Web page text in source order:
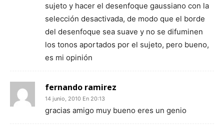
sujeto y hacer el desenfoque gaussiano con la
selección desactivada, de modo que el borde
del desenfoque sea suave y no se difuminen
los tonos aportados por el sujeto, pero bueno,
es mi opinión
fernando ramirez
14 junio, 2010 En 20:13
gracias amigo muy bueno eres un genio